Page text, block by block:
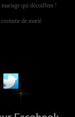
qui décoiffent !
de marié